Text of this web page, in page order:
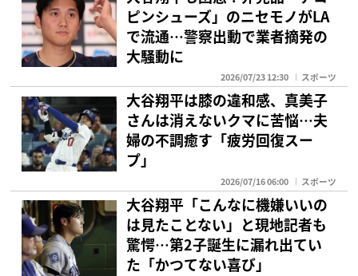
ピンシューズ」のニセモノがLA
で流通…警察出動で業者摘発の
大騒動に
2026/07/23 12:30 スポーツ
大谷翔平は膝の違和感、真美子
さんは消えないクマに苦悩…夫
婦の不調癒す「疲労回復スー
プ」
2026/07/16 06:00 スポーツ
大谷翔平「こんなに機嫌いいの
は見たことない」と現地記者も
驚愕…第2子誕生に漏れ出てい
た「かつてない喜び」